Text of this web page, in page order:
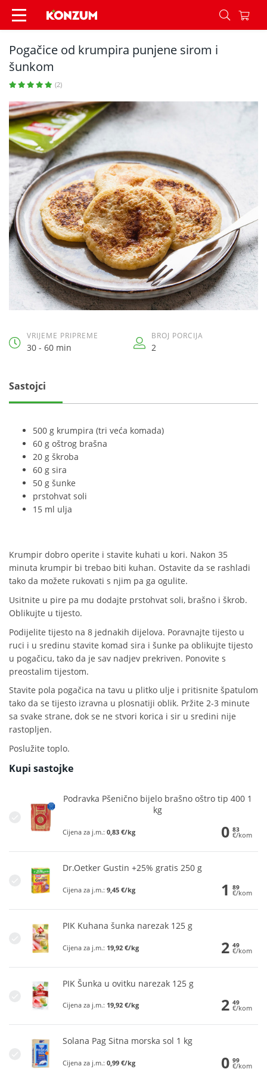
Pogačice od krumpira punjene sirom i šunkom -
Pogačice od krumpira punjene sirom i
šunkom
(2)
VRIJEME PRIPREME
30 - 60 min
BROJ PORCIJA
2
Sastojci
500 g krumpira (tri veća komada)
60 g oštrog brašna
20 g škroba
60 g sira
50 g šunke
prstohvat soli
15 ml ulja
Krumpir dobro operite i stavite kuhati u kori. Nakon 35
minuta krumpir bi trebao biti kuhan. Ostavite da se rashladi
tako da možete rukovati s njim pa ga ogulite.
Usitnite u pire pa mu dodajte prstohvat soli, brašno i škrob.
Oblikujte u tijesto.
Podijelite tijesto na 8 jednakih dijelova. Poravnajte tijesto u
ruci i u sredinu stavite komad sira i šunke pa oblikujte tijesto
u pogačicu, tako da je sav nadjev prekriven. Ponovite s
preostalim tijestom.
Stavite pola pogačica na tavu u plitko ulje i pritisnite špatulom
tako da se tijesto izravna u plosnatiji oblik. Pržite 2-3 minute
sa svake strane, dok se ne stvori korica i sir u sredini nije
rastopljen.
Poslužite toplo.
Kupi sastojke
Podravka Pšenično bijelo brašno oštro tip 400 1
kg
Cijena za j.m.: 0,83 €/kg 0 83
€/kom
Dr.Oetker Gustin +25% gratis 250 g
Cijena za j.m.: 9,45 €/kg 1 89
€/kom
PIK Kuhana šunka narezak 125 g
Cijena za j.m.: 19,92 €/kg 2 49
€/kom
PIK Šunka u ovitku narezak 125 g
Cijena za j.m.: 19,92 €/kg 2 49
€/kom
Solana Pag Sitna morska sol 1 kg
Cijena za j.m.: 0,99 €/kg 0 99
€/kom